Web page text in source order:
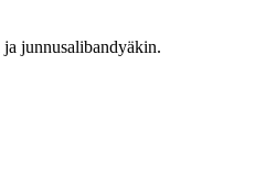
junnusalibandyäkin.